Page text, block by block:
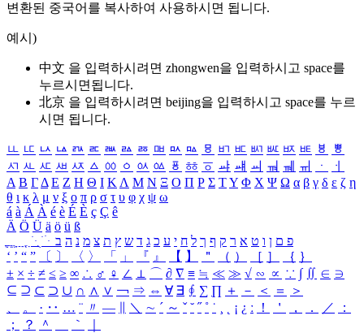
변환된 중국어를 복사하여 사용하시면 됩니다.
예시)
中文 을 입력하시려면 zhongwen을 입력하시고 space를
누르시면됩니다.
北京 을 입력하시려면 beijing을 입력하시고 space를 누르
시면 됩니다.
ㅥ ㅦ ㅧ ㅨ ㅩ ㅪ ㅫ ㅬ ㅭ ㅮ ㅯ ㅰ ㅱ ㅲ ㅳ ㅴ ㅵ ㅶ ㅷ ㅸ
ㅹ
ㅺ ㅻ ㅼ ㅽ ㅾ ㅿ ㆀ ㆁ ㆂ ㆃ ㆄ ㆅ ㆆ ㆇ ㆈ ㆉ ㆊ ㆋ ㆌ ㆍ
ㆎ
Α Β ΓΔ Ε Ζ Η Θ Ι ΚΛ Μ Ν Ξ Ο Π Ρ Σ ΤΥ Φ Χ Ψ Ω α β γ δ ε ζ η
θ ι κ λ μ ν ξ ο π ρ σ τ υ φ χ ψ ω
á à Á À é è É È ç Ç ê
Ä Ö Ü ä ö ü ß
ִֶֹ ֻּ ׁׂ פ ם ן ו ט א ר ק ף ך ל ח י ע כ ג ד ש ץ ת צ מ נ ה ב
‘ ’ “ ” 〔 〕 〈 〉 「 」 『 』 【 】 ＂ （ ） ［ ］ ｛ ｝
± × ÷ ≠ ≤ ≥ ∞ ∴ ♂ ♀ ∠ ⊥ ⌒ ∂ ∇ ≡ ≒ ≪ ≫ √ ∽ ∝ ∵ ∫ ∬ ∈ ∋
⊆ ⊇ ⊂ ⊃ ∪ ∩ ∧ ∨ ￢ ⇒ ⇔ ∀ ∃ ∮ ∑ ∏ ＋ － ＜ ＝
＞
、
。 · ‥ … ¨ 〃 ― ＼ ∼ ´ ～ ˇ ˘ ˝ ˚ ˙ ¸ ¡ ¿ ː ！ ＇ ， ． ／
：
；
？ ＾ ｀